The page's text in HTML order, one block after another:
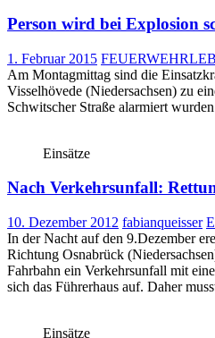
Person wird bei Explosion
1. Februar 2015
Am Montagmittag sind die
Visselhövede (Niedersachsen) zu
Schwitscher Straße alarmiert
Einsätze
Nach Verkehrsunfall:
10. Dezember 2012 fabianqueisser
In der Nacht auf den 9.Dezember
Richtung Osnabrück
Fahrbahn ein Verkehrsunfall mit
sich das Führerhaus auf. Daher
Einsätze